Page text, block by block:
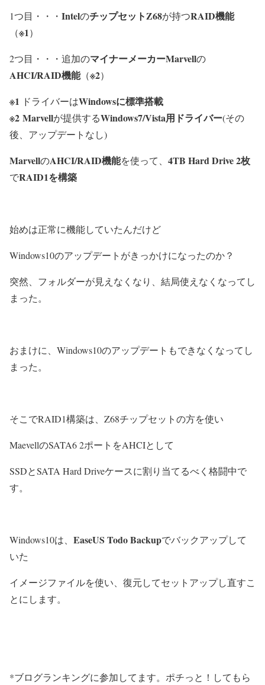
1つ目・・・ IntelのチップセットZ68が持つRAID機能
（※1）
2つ目・・・追加のマイナーメーカーMarvellの
AHCI/RAID機能（※2）
※1 ドライバーはWindowsに標準搭載
※2 Marvellが提供するWindows7/Vista用ドライバー(その
後、アップデートなし)
MarvellのAHCI/RAID機能を使って、 4TB Hard Drive2枚
でRAID1を構築
始めは正常に機能していたんだけど
Windows10のアップデートがきっかけになったのか？
突然、フォルダーが見えなくなり、結局使えなくなってし
まった。
おまけに、Windows10のアップデートもできなくなってし
まった。
そこでRAID1構築は、Z68チップセットの方を使い
MaevellのSATA6 2ポートをAHCIとして
SSDとSATA Hard Driveケースに割り当てるべく格闘中で
す。
Windows10は、 EaseUS Todo Backupでバックアップして
いた
イメージファイルを使い、復元してセットアップし直すこ
とにします。
*ブログランキングに参加してます。ポチっと！してもら